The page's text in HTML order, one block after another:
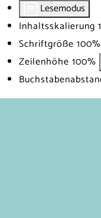
Lesemodus
Inhaltsskalierung
Schriftgröße 100%
Zeilenhöhe 100%